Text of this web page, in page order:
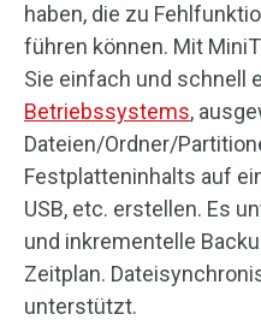
haben, die zu
führen können. Mit
Sie einfach und schnell
Betriebssystems,
Dateien/Ordner/
Festplatteninhalts auf
USB, etc. erstellen. Es
und inkrementelle
Zeitplan.
unterstützt.